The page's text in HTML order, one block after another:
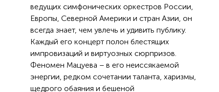
ведущих симфонических оркестров России,
Европы, Северной Америки и стран Азии, он
всегда знает, чем увлечь и удивить публику.
Каждый его концерт полон блестящих
импровизаций и виртуозных сюрпризов.
Феномен Мацуева – в его неиссякаемой
энергии, редком сочетании таланта, харизмы,
щедрого обаяния и бешеной